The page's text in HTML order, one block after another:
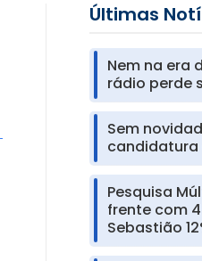
Últimas
Nem na era
rádio perde
Sem
candidatura
Pesquisa
frente com
Sebastião